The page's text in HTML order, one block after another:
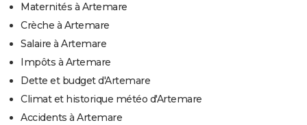
Maternités à Artemare
Crèche à Artemare
Salaire à Artemare
Impôts à Artemare
Dette et budget d'Artemare
Climat et historique météo d'Artemare
Accidents à Artemare